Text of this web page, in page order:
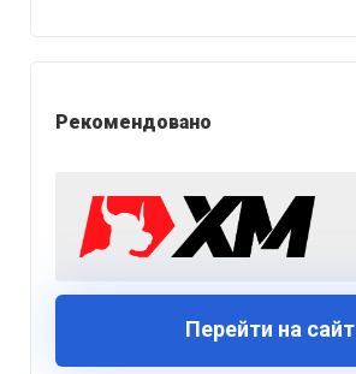
Рекомендовано
Перейти на сайт